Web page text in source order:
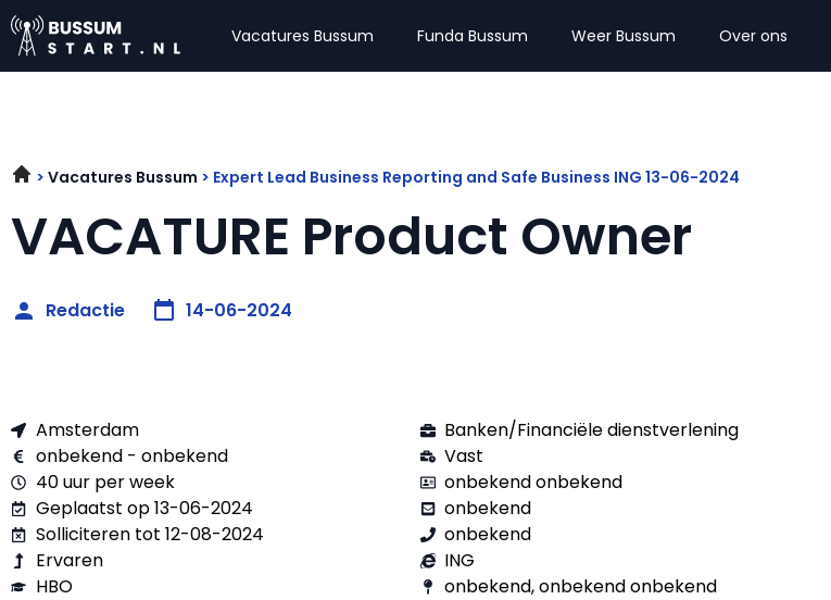
Vacatures Bussum Funda Bussum Weer Bussum Over ons
Vacatures Bussum Expert Lead Business Reporting and Safe Business ING 13-06-2024
VACATURE Product Owner
Redactie 14-06-2024
Amsterdam
onbekend - onbekend
40 uur per week
Geplaatst op 13-06-2024
Solliciteren tot 12-08-2024
Ervaren
HBO
Banken/Financiële dienstverlening
Vast
onbekend onbekend
onbekend
onbekend
ING
onbekend, onbekend onbekend